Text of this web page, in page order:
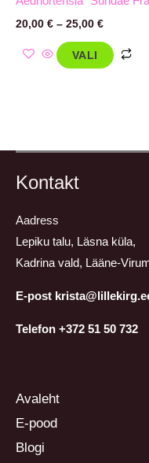
20,00 € – 25,00 €
VALI
Kontakt
Aadress
Lepiku talu, Läsna küla,
Kadrina vald, Lääne-
E-post
Telefon +372 51 50 732
Avaleht
E-pood
Blogi